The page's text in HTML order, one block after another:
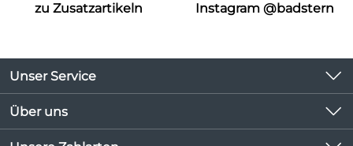
zu Zusatzartikeln
Instagram @badstern
Unser Service
Kontakt
Kundeninformationen
Über uns
Unsere Bestseller